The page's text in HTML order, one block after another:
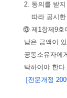
2. 동의를 받
따라 공시
⑬ 제1항제9호
남은 금액이
공동소유자에
탁하여야 한
[전문개정